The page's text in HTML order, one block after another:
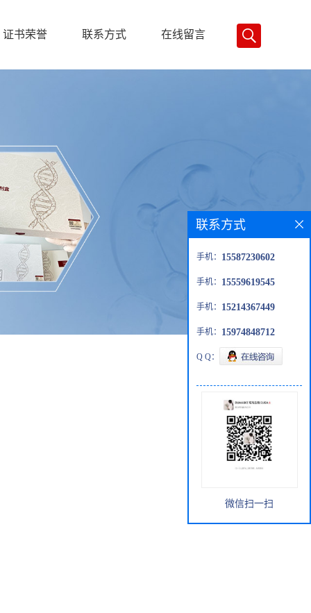
证书荣誉 联系方式 在线留言
联系方式
手机： 15587230602
手机： 15559619545
手机： 15214367449
手机： 15974848712
Q Q：
微信扫一扫